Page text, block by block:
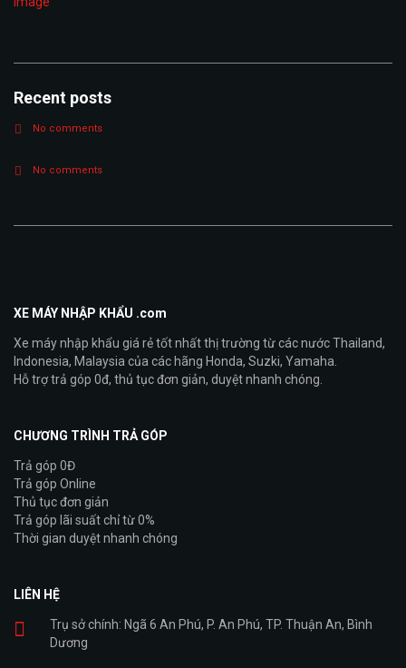
Recent posts
No comments
No comments
XE MÁY NHẬP KHẨU .com
Xe máy nhập khẩu giá rẻ tốt nhất thị trường từ các nước Thailand,
Indonesia, Malaysia của các hãng Honda, Suzki, Yamaha.
Hỗ trợ trả góp 0đ, thủ tục đơn giản, duyệt nhanh chóng.
CHƯƠNG TRÌNH TRẢ GÓP
Trả góp 0Đ
Trả góp Online
Thủ tục đơn giản
Trả góp lãi suất chỉ từ 0%
Thời gian duyệt nhanh chóng
LIÊN HỆ
Trụ sở chính: Ngã 6 An Phú, P. An Phú, TP. Thuận An, Bình
Dương